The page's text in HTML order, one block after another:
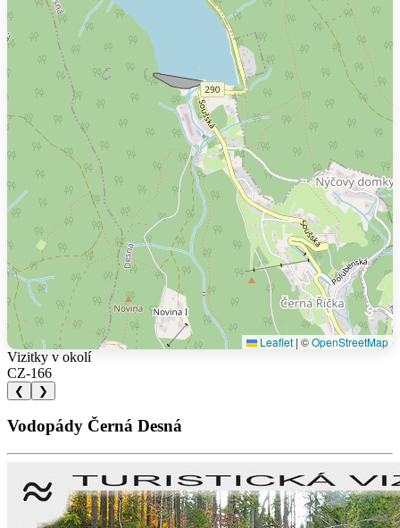
Leaflet | ©OpenStreetMap
Vizitky v okolí
CZ-166
❮ ❯
Vodopády Černá Desná